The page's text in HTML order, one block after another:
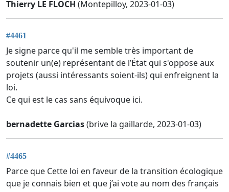
Thierry LE FLOCH (Montepilloy, 2023-01-03)
#4461
Je signe parce qu'il me semble très important de
soutenir un(e) représentant de l’État qui s'oppose aux
projets (aussi intéressants soient-ils) qui enfreignent la
loi.
Ce qui est le cas sans équivoque ici.
bernadette Garcias(brive la gaillarde, 2023-01-03)
#4465
Parce que Cette loi en faveur de la transition écologique
que je connais bien et que j’ai vote au nom des français